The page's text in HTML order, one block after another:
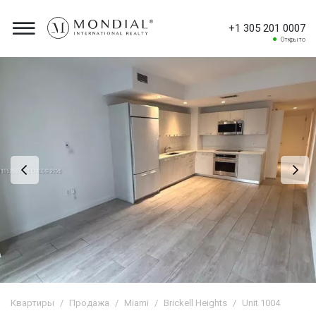
+1 305 201 0007
Открыто
Квартиры Продажа Miami Brickell Heights Unit 1004